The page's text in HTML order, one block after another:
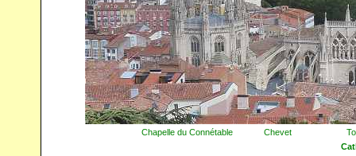
Chapelle du Connétable Chevet